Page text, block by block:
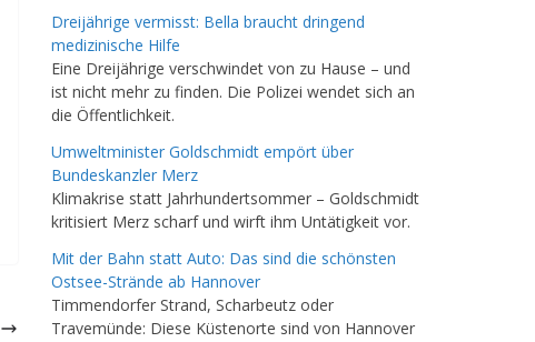
Dreijährige vermisst: Bella braucht dringend
medizinische Hilfe
Eine Dreijährige verschwindet von zu Hause – und
ist nicht mehr zu finden. Die Polizei wendet sich an
die Öffentlichkeit.
Umweltminister Goldschmidt empört über
Bundeskanzler Merz
Klimakrise statt Jahrhundertsommer – Goldschmidt
kritisiert Merz scharf und wirft ihm Untätigkeit vor.
Mit der Bahn statt Auto: Das sind die schönsten
Ostsee-Strände ab Hannover
Timmendorfer Strand, Scharbeutz oder
Travemünde: Diese Küstenorte sind von Hannover